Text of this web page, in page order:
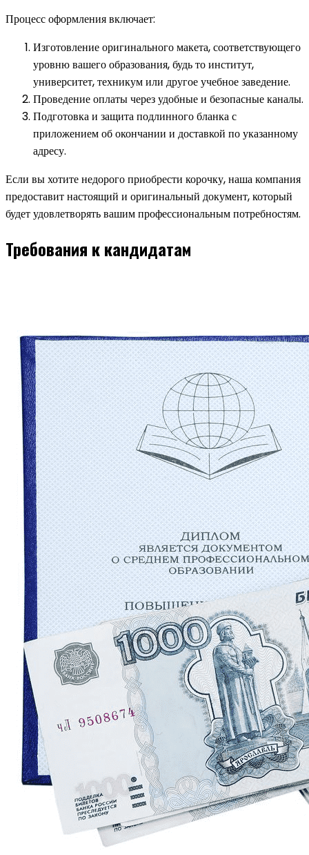
Процесс оформления включает:
Изготовление оригинального макета, соответствующего
уровню вашего образования, будь то институт,
университет, техникум или другое учебное заведение.
Проведение оплаты через удобные и безопасные каналы.
Подготовка и защита подлинного бланка с
приложением об окончании и доставкой по указанному
адресу.
Если вы хотите недорого приобрести корочку, наша компания
предоставит настоящий и оригинальный документ, который
будет удовлетворять вашим профессиональным потребностям.
Требования к кандидатам